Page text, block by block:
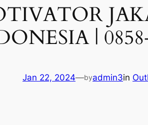
|
Jan 22, 2024—byadmin3in